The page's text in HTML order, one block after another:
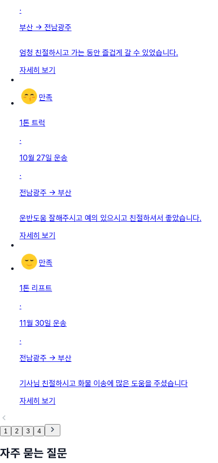
·
부산 → 전남광주
엄청 친절하시고 가는 동안 즐겁게 갈 수 있었습니다.
자세히 보기
만족
1톤 트럭
·
10월 27일 운송
·
전남광주 → 부산
운반도움 잘해주시고 예의 있으시고 친절하셔서 좋았습니다.
자세히 보기
만족
1톤 리프트
·
11월 30일 운송
·
전남광주 → 부산
기사님 친절하시고 화물 이송에 많은 도움을 주셨습니다
자세히 보기
1 2 3 4
자주 묻는 질문